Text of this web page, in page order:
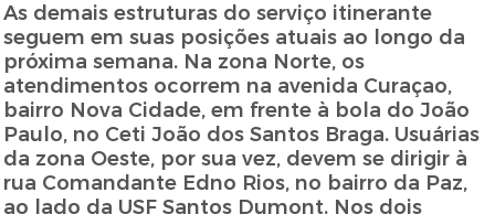
As demais estruturas do serviço itinerante
seguem em suas posições atuais ao longo da
próxima semana. Na zona Norte, os
atendimentos ocorrem na avenida Curaçao,
bairro Nova Cidade, em frente à bola do João
Paulo, no Ceti João dos Santos Braga. Usuárias
da zona Oeste, por sua vez, devem se dirigir à
rua Comandante Edno Rios, no bairro da Paz,
ao lado da USF Santos Dumont. Nos dois